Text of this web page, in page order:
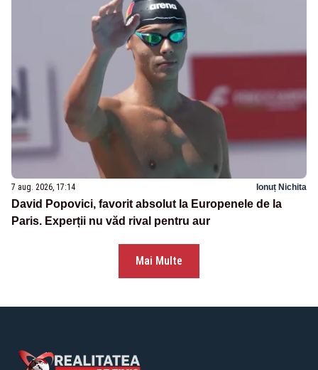
7 aug. 2026, 17:14 Ionuț Nichita
David Popovici, favorit absolut la Europenele de la
Paris. Experții nu văd rival pentru aur
Mai Multe